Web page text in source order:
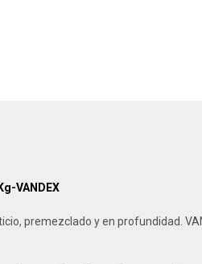
VANDEX
premezclado y en profundidad.